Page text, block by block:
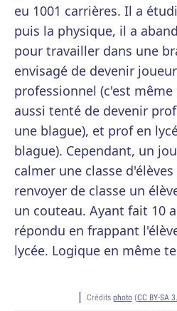
eu 1001 carrières. Il a
puis la physique, il a
pour travailler dans une
envisagé de devenir
professionnel (c'est
aussi tenté de devenir
une blague), et prof en
blague). Cependant, un
calmer une classe
renvoyer de classe un
un couteau. Ayant fait 10
répondu en frappant
lycée. Logique en même
Crédits photo(CC BY-SA